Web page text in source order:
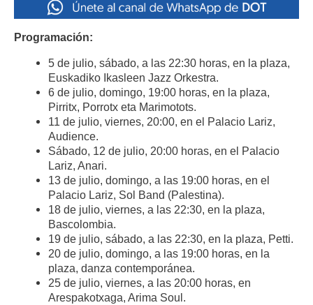
Programación:​
5 de julio, sábado, a las 22:30 horas, en la plaza,
Euskadiko Ikasleen Jazz Orkestra.​
6 de julio, domingo, 19:00 horas, en la plaza,
Pirritx, Porrotx eta Marimotots.​
11 de julio, viernes, 20:00, en el Palacio Lariz,
Audience.​
Sábado, 12 de julio, 20:00 horas, en el Palacio
Lariz, Anari.​
13 de julio, domingo, a las 19:00 horas, en el
Palacio Lariz, Sol Band (Palestina).​
18 de julio, viernes, a las 22:30, en la plaza,
Bascolombia.​
19 de julio, sábado, a las 22:30, en la plaza, Petti.​
20 de julio, domingo, a las 19:00 horas, en la
plaza, danza contemporánea.​
25 de julio, viernes, a las 20:00 horas, en
Arespakotxaga, Arima Soul.​